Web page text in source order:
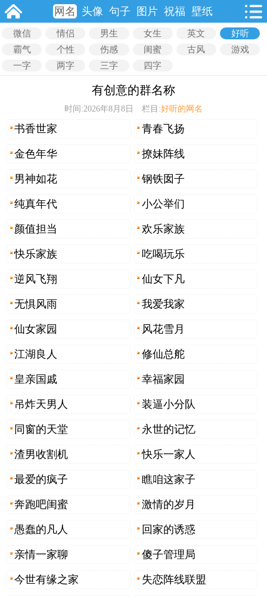
网名 头像 句子 图片 祝福 壁纸
微信 情侣 男生 女生 英文
好听
霸气
个性 伤感 闺蜜 古风
游戏
一字
两字 三字 四字
有创意的群名称
时间:2026年8月8日 栏目:好听的网名
书香世家 青春飞扬
金色年华 撩妹阵线
男神如花 钢铁囡子
纯真年代 小公举们
颜值担当 欢乐家族
快乐家族 吃喝玩乐
逆风飞翔 仙女下凡
无惧风雨 我爱我家
仙女家园 风花雪月
江湖良人 修仙总舵
皇亲国戚 幸福家园
吊炸天男人 装逼小分队
同窗的天堂 永世的记忆
渣男收割机 快乐一家人
最爱的疯子 瞧咱这家子
奔跑吧闺蜜 激情的岁月
愚蠢的凡人 回家的诱惑
亲情一家聊 傻子管理局
今世有缘之家 失恋阵线联盟